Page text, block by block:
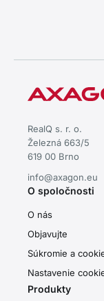
RealQ s. r. o.
Železná 663/5
619 00 Brno
info@axagon.eu
O spoločnosti
O nás
Objavujte
Súkromie a
Nastavenie
Produkty